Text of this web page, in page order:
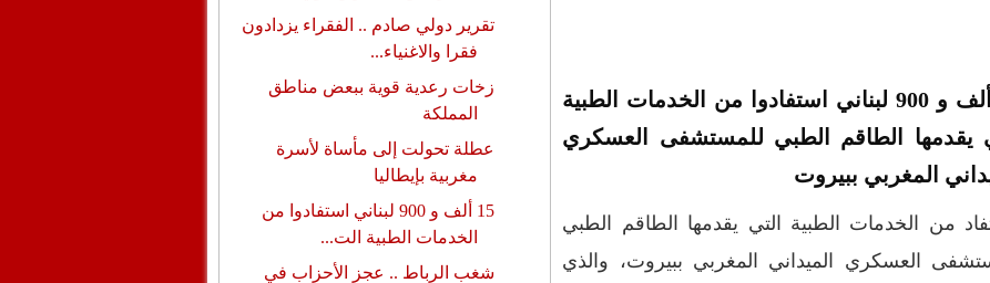
15 ألف و 900 لبناني استفادوا من الخدمات الطبية
يقدمها الطاقم الطبي للمستشفى العسكري
المغربي ببيروت
من الخدمات الطبية التي يقدمها الطاقم الطبي
العسكري الميداني المغربي ببيروت، والذي
تقرير دولي صادم .. الفقراء يزدادون
فقرا والاغنياء...
زخات رعدية قوية ببعض مناطق
المملكة
عطلة تحولت إلى مأساة لأسرة
مغربية بإيطاليا
15 ألف و 900 لبناني استفادوا من
الخدمات الطبية الت...
شغب الرباط .. عجز الأحزاب في